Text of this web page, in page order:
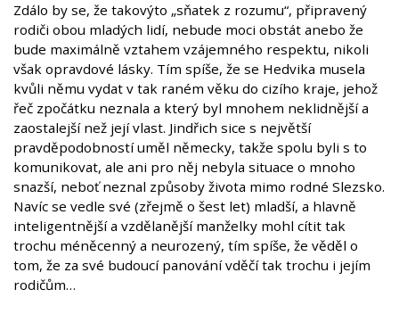
Zdálo by se, že takovýto „sňatek z rozumu“, připravený
rodiči obou mladých lidí, nebude moci obstát anebo že
bude maximálně vztahem vzájemného respektu, nikoli
však opravdové lásky. Tím spíše, že se Hedvika musela
kvůli němu vydat v tak raném věku do cizího kraje, jehož
řeč zpočátku neznala a který byl mnohem neklidnější a
zaostalejší než její vlast. Jindřich sice s největší
pravděpodobností uměl německy, takže spolu byli s to
komunikovat, ale ani pro něj nebyla situace o mnoho
snazší, neboť neznal způsoby života mimo rodné Slezsko.
Navíc se vedle své (zřejmě o šest let) mladší, a hlavně
inteligentnější a vzdělanější manželky mohl cítit tak
trochu méněcenný a neurozený, tím spíše, že věděl o
tom, že za své budoucí panování vděčí tak trochu i jejím
rodičům…